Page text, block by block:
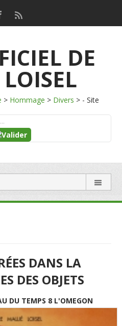
DE
LOISEL
> Hommage > Divers > - Site
DANS LA
DES OBJETS
DU TEMPS 8 L'OMEGON